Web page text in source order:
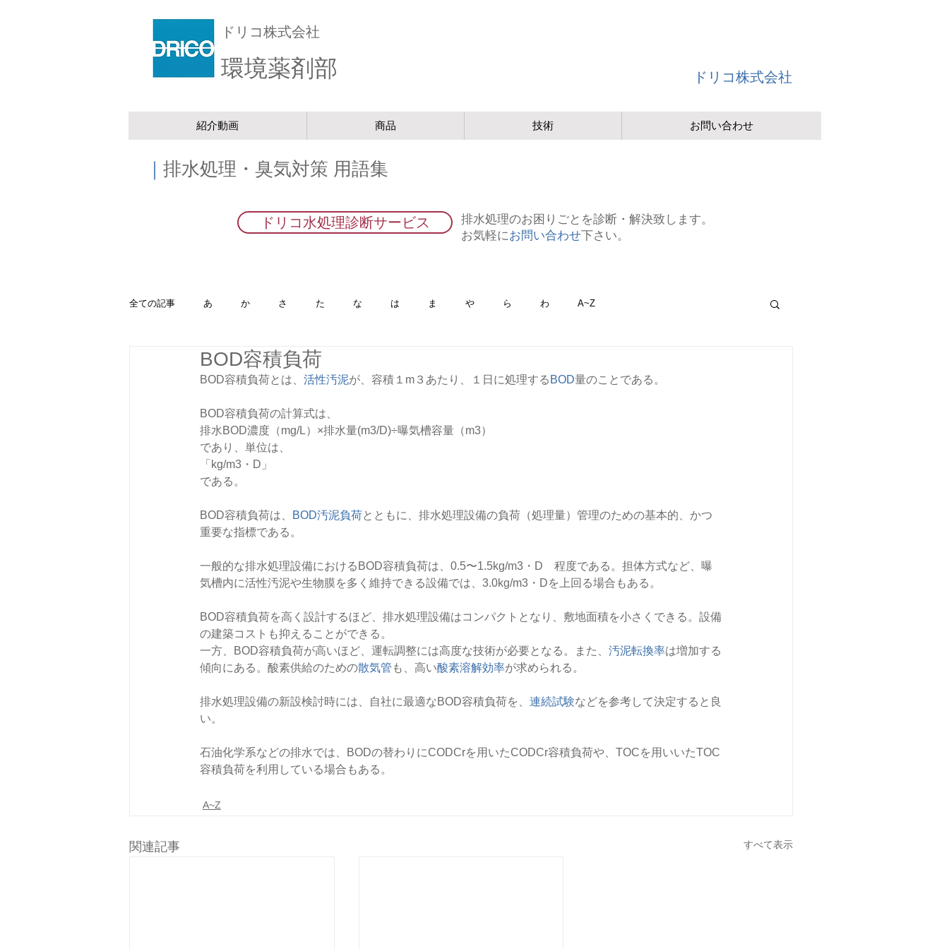
ドリコ株式会社
環境薬剤部 ドリコ株式会社
紹介動画 商品 技術 お問い合わせ
｜ 排水処理・臭気対策 用語集
排水処理のお困りごとを診断・解決致します。
お気軽にお問い合わせ下さい。
ドリコ水処理診断サービス
全ての記事 あ か さ た な は ま や ら わ A~Z
BOD容積負荷
BOD容積負荷とは、 活性汚泥が、容積１m３あたり、１日に処理する BOD量のことである。
BOD容積負荷の計算式は、
排水BOD濃度（mg/L）×排水量(m3/D)÷曝気槽容量（m3）
であり、単位は、
「kg/m3・D」
である。
BOD容積負荷は、 BOD汚泥負荷とともに、排水処理設備の負荷（処理量）管理のための基本的、かつ
重要な指標である。
一般的な排水処理設備におけるBOD容積負荷は、0.5〜1.5kg/m3・D　程度である。担体方式など、曝
気槽内に活性汚泥や生物膜を多く維持できる設備では、3.0kg/m3・Dを上回る場合もある。
BOD容積負荷を高く設計するほど、排水処理設備はコンパクトとなり、敷地面積を小さくできる。設備
の建築コストも抑えることができる。
一方、BOD容積負荷が高いほど、運転調整には高度な技術が必要となる。また、 汚泥転換率は増加する
傾向にある。酸素供給のための散気管 も、高い酸素溶解効率が求められる。
排水処理設備の新設検討時には、自社に最適なBOD容積負荷を、 連続試験などを参考して決定すると良
い。
石油化学系などの排水では、BODの替わりにCODCrを用いたCODCr容積負荷や、TOCを用いいたTOC
容積負荷を利用している場合もある。
A~Z
関連記事 すべて表示